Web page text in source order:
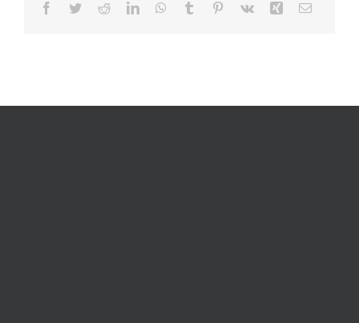
Facebook
TwitterRedditLinkedInWhatsApp
Tumblr Pinterest
Vk Xing E-